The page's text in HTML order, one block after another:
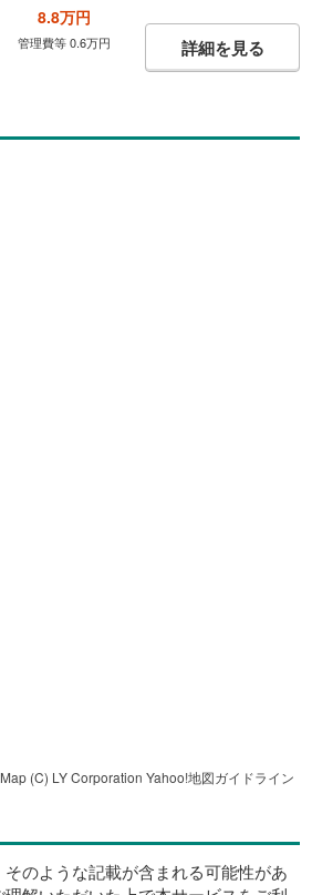
8.8万円
管理費等 0.6万円 詳細を見る
(C) LY Corporation Yahoo!地図ガイドライン
のような記載が含まれる可能性があ